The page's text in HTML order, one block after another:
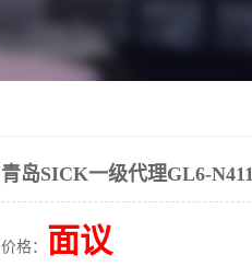
青岛SICK一级代理GL6-
价格： 面议